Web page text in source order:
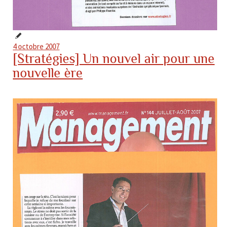
4 octobre 2007
[Stratégies] Un nouvel air pour une
nouvelle ère